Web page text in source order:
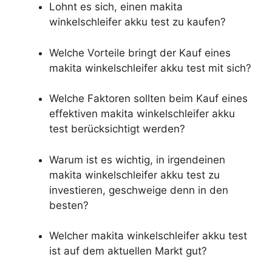
Lohnt es sich, einen makita
winkelschleifer akku test zu kaufen?
Welche Vorteile bringt der Kauf eines
makita winkelschleifer akku test mit sich?
Welche Faktoren sollten beim Kauf eines
effektiven makita winkelschleifer akku
test berücksichtigt werden?
Warum ist es wichtig, in irgendeinen
makita winkelschleifer akku test zu
investieren, geschweige denn in den
besten?
Welcher makita winkelschleifer akku test
ist auf dem aktuellen Markt gut?